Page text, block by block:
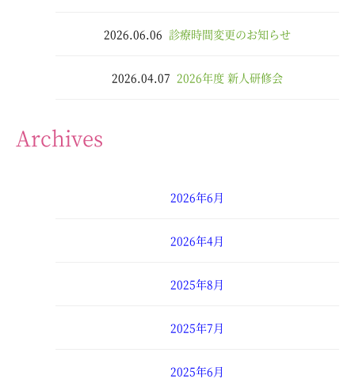
2026.06.06 診療時間変更のお知らせ
2026.04.07 2026年度 新人研修会
Archives
2026年6月
2026年4月
2025年8月
2025年7月
2025年6月